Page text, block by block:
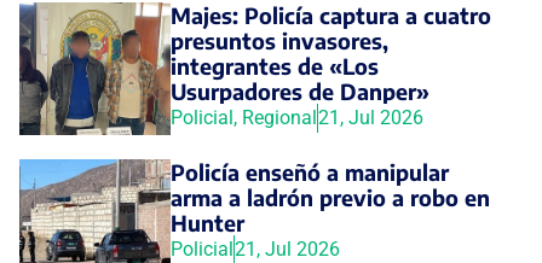
Majes: Policía captura a cuatro
presuntos invasores,
integrantes de «Los
Usurpadores de Danper»
Policial, Regional21, Jul 2026
Policía enseñó a manipular
arma a ladrón previo a robo en
Hunter
Policial21, Jul 2026